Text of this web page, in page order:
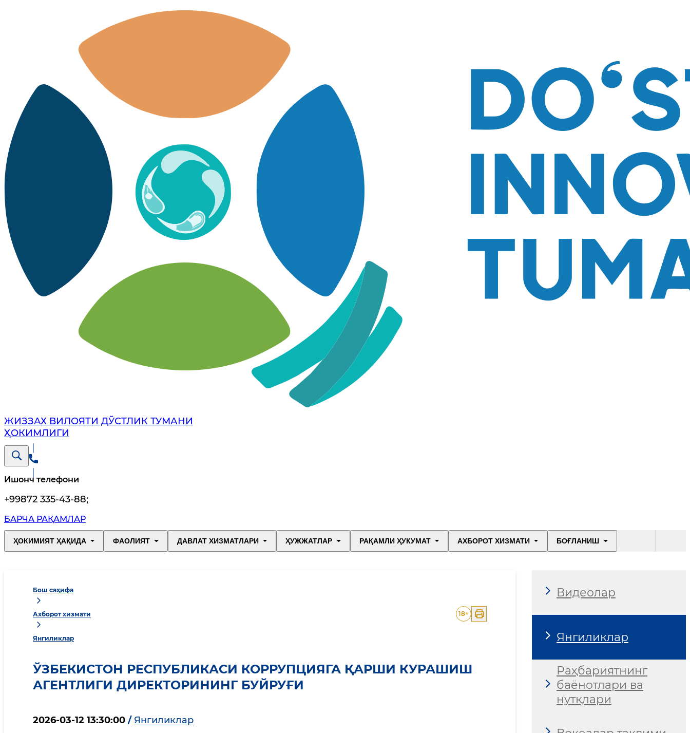
ЖИЗЗАХ ВИЛОЯТИ ДЎСТЛИК ТУМАНИ
ҲОКИМЛИГИ
Ишонч телефони
+99872 335-43-88;
БАРЧА РАҚАМЛАР
ҲОКИМИЯТ ҲАҚИДА ФАОЛИЯТ ДАВЛАТ ХИЗМАТЛАРИ ҲУЖЖАТЛАР РАҚАМЛИ ҲУКУМАТ АХБОРОТ ХИЗМАТИ БОҒЛАНИШ
Бош саҳифа
Ахборот хизмати
Янгиликлар
18+
ЎЗБEКИСТОН РEСПУБЛИКАСИ КОРРУПЦИЯГА ҚАРШИ КУРАШИШ
АГEНТЛИГИ ДИРEКТОРИНИНГ БУЙРУҒИ
2026-03-12 13:30:00 / Янгиликлар
Видеолар
Янгиликлар
Раҳбариятнинг
баёнотлари ва
нутқлари